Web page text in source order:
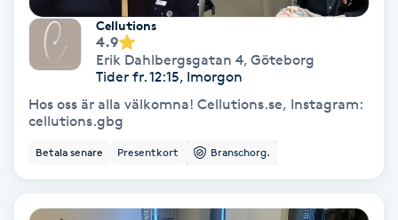
Extensions
Extensions borttagning
Eyeliner-tatuering
Face framing
Cellutions
4.9
Erik Dahlbergsgatan 4, Göteborg
Tider fr. 12:15, Imorgon
Hos oss är alla välkomna! Cellutions.se, Instagram:
cellutions.gbg
Betala senare Presentkort Branschorg.